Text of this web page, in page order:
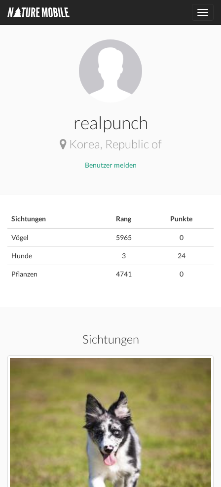
realpunch
Korea, Republic of
Benutzer melden
Sichtungen Rang Punkte
Vögel 5965 0
Hunde 3 24
Pflanzen 4741 0
Sichtungen